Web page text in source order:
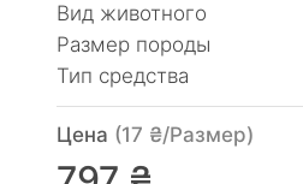
Вид животного
Размер породы
Тип средства
Цена (17 ₴/Размер)